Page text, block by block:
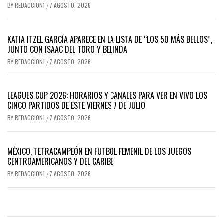
BYREDACCION1 / 7 AGOSTO, 2026
KATIA ITZEL GARCÍA APARECE EN LA LISTA DE “LOS 50 MÁS BELLOS”,
JUNTO CON ISAAC DEL TORO Y BELINDA
BYREDACCION1 / 7 AGOSTO, 2026
LEAGUES CUP 2026: HORARIOS Y CANALES PARA VER EN VIVO LOS
CINCO PARTIDOS DE ESTE VIERNES 7 DE JULIO
BYREDACCION1 / 7 AGOSTO, 2026
MÉXICO, TETRACAMPEÓN EN FUTBOL FEMENIL DE LOS JUEGOS
CENTROAMERICANOS Y DEL CARIBE
BYREDACCION1 / 7 AGOSTO, 2026